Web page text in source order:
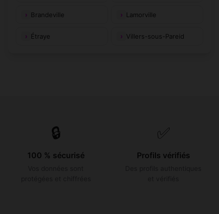
Brandeville Lamorville
Étraye Villers-sous-Pareid
🔒
100 % sécurisé
✅
Profils vérifiés